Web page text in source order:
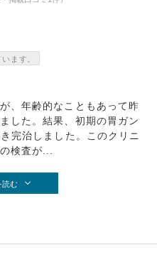
ます。
、年齢的なこともあって昨
した。結果、初期の胃ガン
完治しました。このクリニ
検査が...
読む